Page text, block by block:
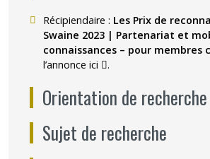
Récipiendaire : Les Prix de
Swaine 2023 | Partenariat et
connaissances – pour membres
l’annonce ici Ce lien s'ouvrira dans
.
Orientation de recherche
Sujet de recherche